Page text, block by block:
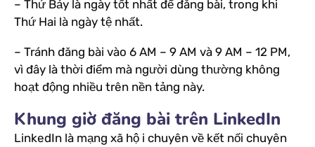
– Thứ Bảy là ngày tốt nhất để đăng bài, trong khi
Thứ Hai là ngày tệ nhất.
– Tránh đăng bài vào 6 AM – 9 AM và 9 AM – 12 PM,
vì đây là thời điểm mà người dùng thường không
hoạt động nhiều trên nền tảng này.
Khung giờ đăng bài trên LinkedIn
LinkedIn là mạng xã hộ i chuyên về kết nối chuyên